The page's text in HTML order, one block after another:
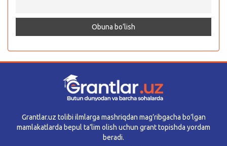
Grantlar.uz tolibi ilmlarga mashriqdan mag’ribgacha bo’lgan
mamlakatlarda bepul ta’lim olish uchun grant topishda yordam
beradi.